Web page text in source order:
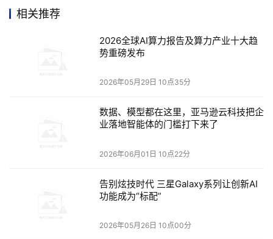
份需要时间窗口，对于很多24小时业务运行的机构，线上
法保证数据丢失最少，即RPO值趋近于零的要求。 例如，
医院定期备份策略是每周一晚12点备份一次，但是在下一个
备份时间到来之前，如本周五医院发生勒索病毒攻击事件，
据同步可以解决备份窗口和备份周期存在的问题，但是存在
一个缺点——勒索病毒对生产端的破坏会同步到备份端，严
底层的技术原理比较抽象，从实现手段分析，CDP是对数据
进行自动监控，连续捕获和备份数据变化，只要数据发生变
化，便实时、准确的备份下来。我们可以理解为基本上是在
备份端以最接近实时的节点生成一份独立数据，以确保有最
相关推荐
2026全球AI算力报告及算力产业十大趋
势重磅发布
2026年05月29日 10点35分
数据、模型都在这里，亚马逊云科技把企
业落地智能体的门槛打下来了
2026年06月01日 10点22分
告别炫技时代 三星Galaxy系列让创新AI
功能成为“标配”
2026年05月26日 10点00分